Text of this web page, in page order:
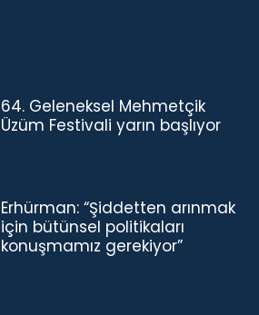
64. Geleneksel Mehmetçik
Üzüm Festivali yarın başlıyor
Erhürman: “Şiddetten arınmak
için bütünsel politikaları
konuşmamız gerekiyor”